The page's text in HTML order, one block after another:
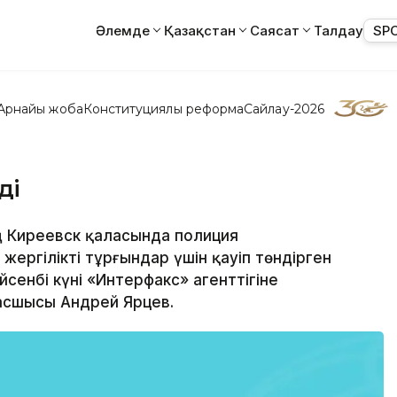
Әлемде Қазақстан Саясат Талдау
жобаКонституциялық реформаСайлау-2026
қаласында полиция
тұрғындар үшін қауіп төндірген
күні «Интерфакс» агенттігіне
Андрей Ярцев.